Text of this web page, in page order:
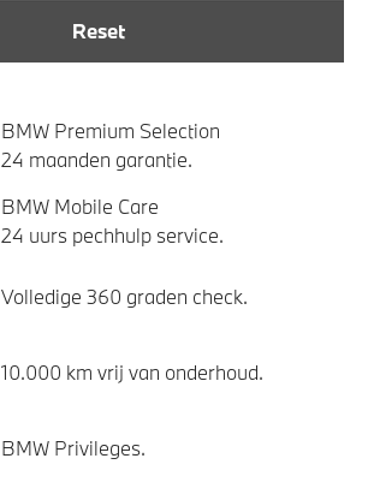
Reset
BMW Premium Selection
24 maanden garantie.
BMW Mobile Care
24 uurs pechhulp service.
Volledige 360 graden check.
10.000 km vrij van onderhoud.
BMW Privileges.